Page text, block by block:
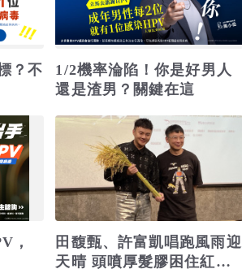
？不
1/2機率淪陷！你是好男人
還是渣男？關鍵在這
，
田馥甄、許富凱唱跑風雨迎
天晴 頭噴厚髮膠困住紅蜘